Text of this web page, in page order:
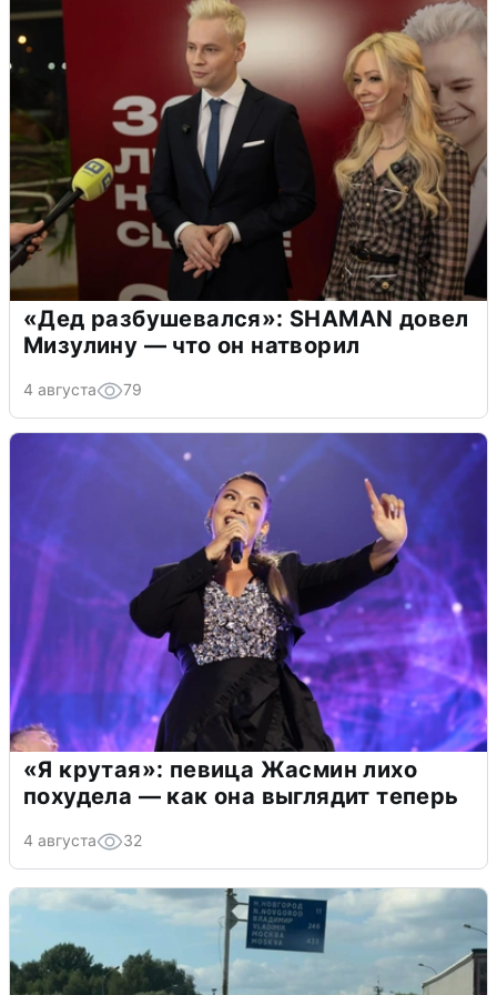
«Дед разбушевался»: SHAMAN довел
Мизулину — что он натворил
4 августа 79
«Я крутая»: певица Жасмин лихо
похудела — как она выглядит теперь
4 августа 32